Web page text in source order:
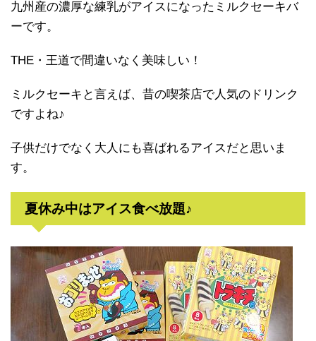
九州産の濃厚な練乳がアイスになったミルクセーキバ
ーです。
THE・王道で間違いなく美味しい！
ミルクセーキと言えば、昔の喫茶店で人気のドリンク
ですよね♪
子供だけでなく大人にも喜ばれるアイスだと思いま
す。
夏休み中はアイス食べ放題♪